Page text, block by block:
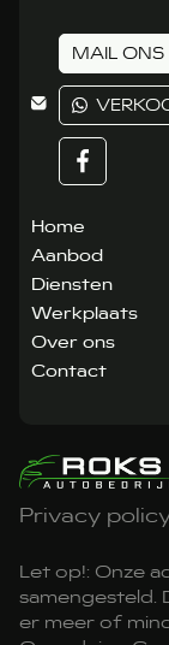
MAIL ONS
Home
Aanbod
Diensten
Werkplaats
Over ons
Contact
Privacy
Let op!: Onze
samengesteld.
er meer of